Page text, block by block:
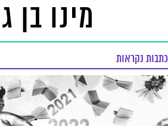
מינו בן
כתבות נקראות